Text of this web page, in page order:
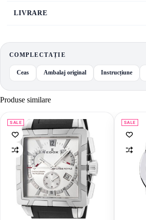
LIVRARE
COMPLECTAȚIE
Ceas Ambalaj original Instrucțiune
Produse similare
SALE SALE